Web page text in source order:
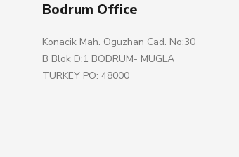
Bodrum Office
Konacik Mah. Oguzhan Cad. No:30
B Blok D:1 BODRUM- MUGLA
TURKEY PO: 48000